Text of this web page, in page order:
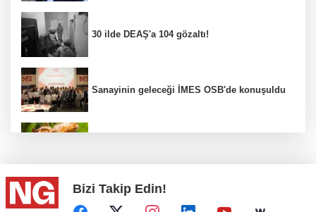
30 ilde DEAŞ'a 104 gözaltı!
Sanayinin geleceği İMES OSB'de konuşuldu
Türkiye, Suudi Arabistan ve Pakistan ortak
savunma anlaşması...
Bizi Takip Edin!